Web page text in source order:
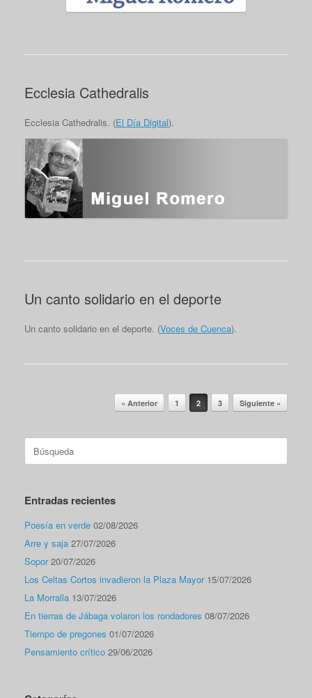
Ecclesia Cathedralis
Ecclesia Cathedralis. (El Día Digital).
Un canto solidario en el deporte
Un canto solidario en el deporte. (Voces de Cuenca).
Navegador de artículos « Anterior 1 2 3 Siguiente »
Buscar:
Entradas recientes
Poesía en verde 02/08/2026
Arre y saja 27/07/2026
Sopor 20/07/2026
Los Celtas Cortos invadieron la Plaza Mayor 15/07/2026
La Morralla 13/07/2026
En tierras de Jábaga volaron los rondadores 08/07/2026
Tiempo de pregones 01/07/2026
Pensamiento crítico 29/06/2026